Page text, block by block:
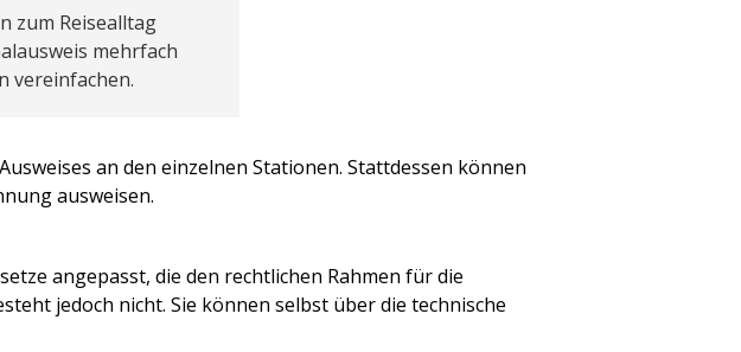
zum Reisealltag
mehrfach
vereinfachen.
an den einzelnen Stationen. Stattdessen können
ausweisen.
angepasst, die den rechtlichen Rahmen für die
jedoch nicht. Sie können selbst über die technische